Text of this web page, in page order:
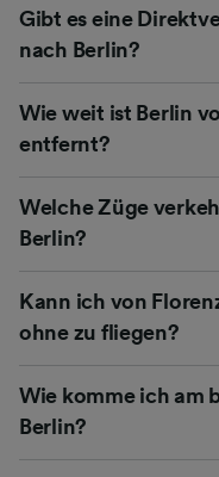
Gibt es eine
nach Berlin?
Wie weit ist Berlin
entfernt?
Welche Züge
Berlin?
Kann ich von
ohne zu fliegen?
Wie komme ich am
Berlin?